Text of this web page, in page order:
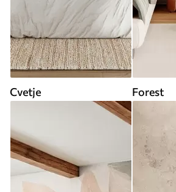
Cvetje Forest